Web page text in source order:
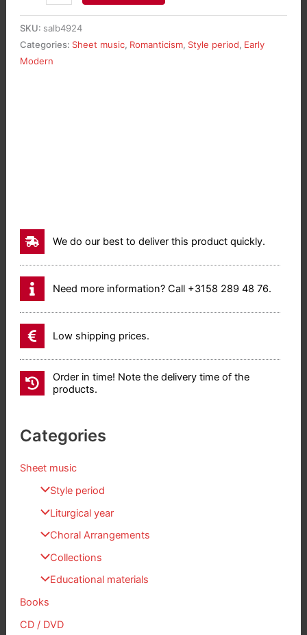
We do our best to deliver this product quickly.
Need more information? Call +3158 289 48 76.
Low shipping prices.
Order in time! Note the delivery time of the
products.
Categories
Sheet music
Style period
Liturgical year
Choral Arrangements
Collections
Educational materials
Books
CD / DVD
SKU: salb4924
Categories: Sheet music, Romanticism, Style period, Early
Modern